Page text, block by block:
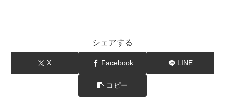
シェアする
X Facebook LINE
コピー